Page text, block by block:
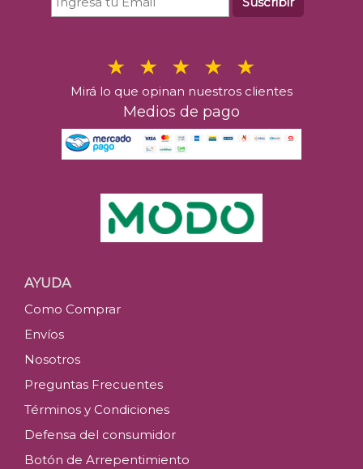
Mirá lo que opinan nuestros clientes
Medios de pago
AYUDA
Como Comprar
Envíos
Nosotros
Preguntas Frecuentes
Términos y Condiciones
Defensa del consumidor
Botón de Arrepentimiento